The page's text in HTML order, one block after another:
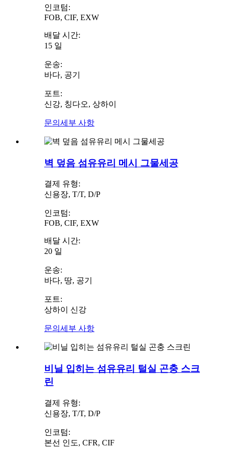
인코텀:
FOB, CIF, EXW
배달 시간:
15 일
운송:
바다, 공기
포트:
신강, 칭다오, 상하이
문의 세부 사항
벽 덮음 섬유유리 메시 그물세공
결제 유형:
신용장, T/T, D/P
인코텀:
FOB, CIF, EXW
배달 시간:
20 일
운송:
바다, 땅, 공기
포트:
상하이 신강
문의 세부 사항
비닐 입히는 섬유유리 털실 곤충 스크
린
결제 유형:
신용장, T/T, D/P
인코텀:
본선 인도, CFR, CIF